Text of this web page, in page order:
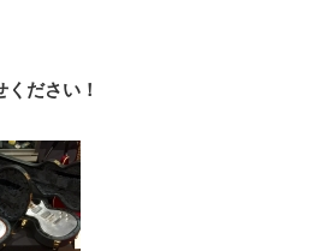
ださい！